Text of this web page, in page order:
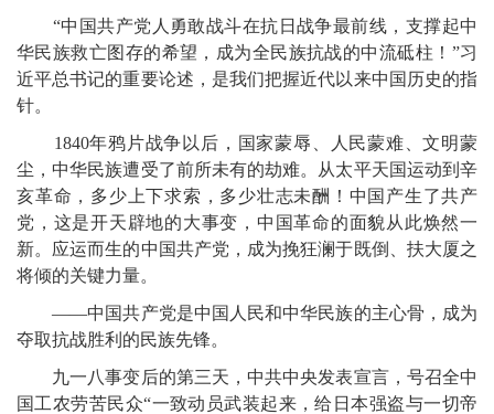
“中国共产党人勇敢战斗在抗日战争最前线，支撑起中
华民族救亡图存的希望，成为全民族抗战的中流砥柱！”习
近平总书记的重要论述，是我们把握近代以来中国历史的指
针。
1840年鸦片战争以后，国家蒙辱、人民蒙难、文明蒙
尘，中华民族遭受了前所未有的劫难。从太平天国运动到辛
亥革命，多少上下求索，多少壮志未酬！中国产生了共产
党，这是开天辟地的大事变，中国革命的面貌从此焕然一
新。应运而生的中国共产党，成为挽狂澜于既倒、扶大厦之
将倾的关键力量。
——中国共产党是中国人民和中华民族的主心骨，成为
夺取抗战胜利的民族先锋。
九一八事变后的第三天，中共中央发表宣言，号召全中
国工农劳苦民众“一致动员武装起来，给日本强盗与一切帝